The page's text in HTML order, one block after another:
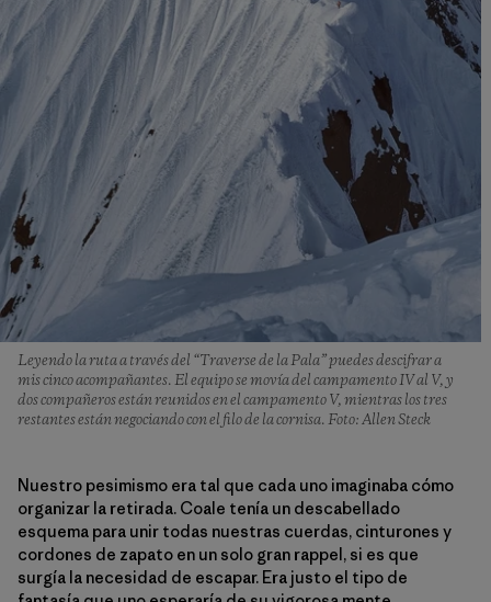
Leyendo la ruta a través del “Traverse de la Pala” puedes descifrar a
mis cinco acompañantes. El equipo se movía del campamento IV al V, y
dos compañeros están reunidos en el campamento V, mientras los tres
restantes están negociando con el filo de la cornisa. Foto: Allen Steck
Nuestro pesimismo era tal que cada uno imaginaba cómo
organizar la retirada. Coale tenía un descabellado
esquema para unir todas nuestras cuerdas, cinturones y
cordones de zapato en un solo gran rappel, si es que
surgía la necesidad de escapar. Era justo el tipo de